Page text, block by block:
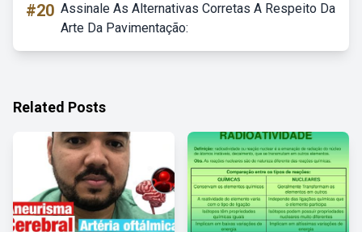
#20 Assinale As Alternativas Corretas A Respeito Da
Arte Da Pavimentação:
Related Posts